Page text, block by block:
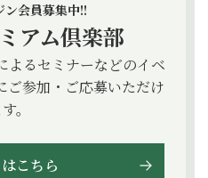
ン会員募集中!!
アム倶楽部
よるセミナーなどのイベ
ご参加・ご応募いただけ
。
こちら